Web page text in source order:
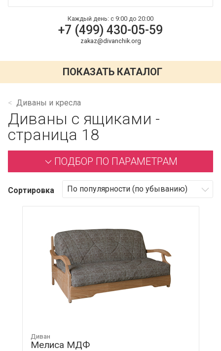
Каждый день: с 9:00 до 20:00
+7 (499) 430-05-59
zakaz@divanchik.org
ПОКАЗАТЬ КАТАЛОГ
Диваны и кресла
Диваны с ящиками -
страница 18
ПОДБОР ПО ПАРАМЕТРАМ
Сортировка
Диван
Мелиса МДФ